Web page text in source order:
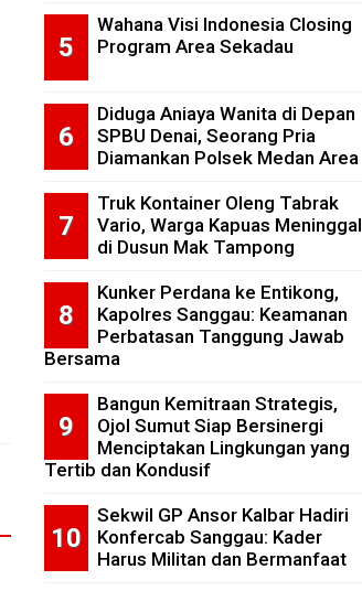
Wahana Visi Indonesia Closing
Program Area Sekadau
Diduga Aniaya Wanita di Depan
SPBU Denai, Seorang Pria
Diamankan Polsek Medan Area
Truk Kontainer Oleng Tabrak
Vario, Warga Kapuas Meninggal
di Dusun Mak Tampong
Kunker Perdana ke Entikong,
Kapolres Sanggau: Keamanan
Perbatasan Tanggung Jawab
Bersama
Bangun Kemitraan Strategis,
Ojol Sumut Siap Bersinergi
Menciptakan Lingkungan yang
Tertib dan Kondusif
Sekwil GP Ansor Kalbar Hadiri
Konfercab Sanggau: Kader
Harus Militan dan Bermanfaat